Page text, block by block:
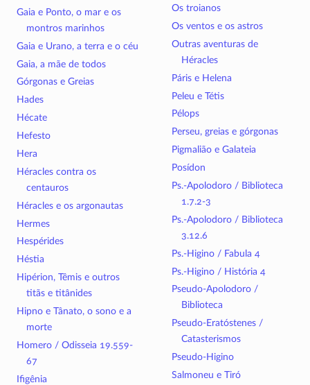
Gaia e Ponto, o mar e os
montros marinhos
Gaia e Urano, a terra e o céu
Gaia, a mãe de todos
Górgonas e Greias
Hades
Hécate
Hefesto
Hera
Héracles contra os
centauros
Héracles e os argonautas
Hermes
Hespérides
Héstia
Hipérion, Têmis e outros
titãs e titânides
Hipno e Tânato, o sono e a
morte
Homero / Odisseia 19.559-
67
Ifigênia
Os troianos
Os ventos e os astros
Outras aventuras de
Héracles
Páris e Helena
Peleu e Tétis
Pélops
Perseu, greias e górgonas
Pigmalião e Galateia
Posídon
Ps.-Apolodoro / Biblioteca
1.7.2-3
Ps.-Apolodoro / Biblioteca
3.12.6
Ps.-Higino / Fabula 4
Ps.-Higino / História 4
Pseudo-Apolodoro /
Biblioteca
Pseudo-Eratóstenes /
Catasterismos
Pseudo-Higino
Salmoneu e Tiró